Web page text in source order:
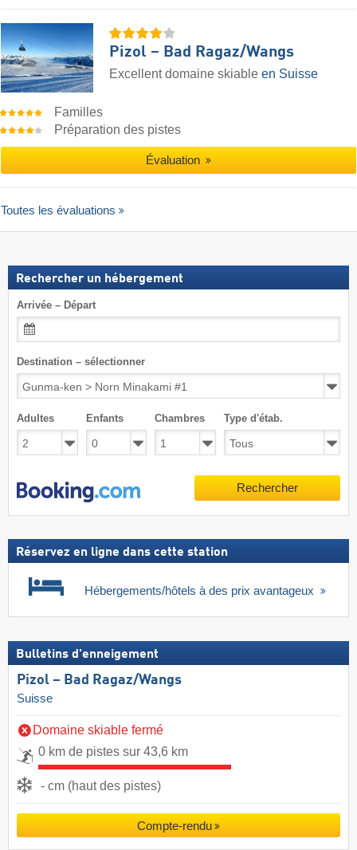
Pizol – Bad Ragaz/​Wangs
Excellent domaine skiable en Suisse
Familles
Préparation des pistes
Évaluation
Toutes les évaluations
Rechercher un hébergement
Arrivée – Départ
Destination – sélectionner
Adultes Enfants Chambres Type d'étab.
Rechercher
Réservez en ligne dans cette station
Hébergements/hôtels à des prix avantageux
Bulletins d'enneigement
Pizol – Bad Ragaz/​Wangs
Suisse
Domaine skiable fermé
0 km de pistes sur 43,6 km
- cm (haut des pistes)
Compte-rendu